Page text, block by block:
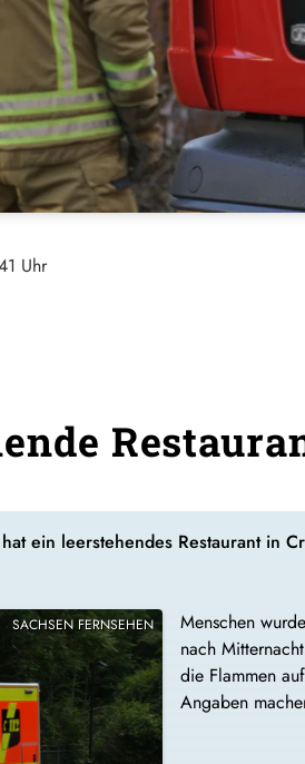
Uhr
ein leerstehendes Restaurant in
SACHSEN FERNSEHEN
Menschen
nach
die Flammen
Angaben